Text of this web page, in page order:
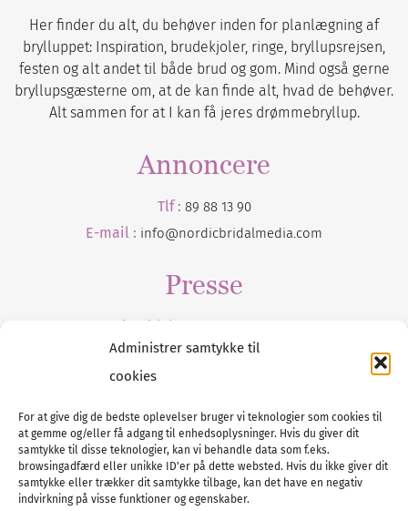
Administrer samtykke til
cookies
For at give dig de bedste oplevelser bruger vi teknologier som cookies til
at gemme og/eller få adgang til enhedsoplysninger. Hvis du giver dit
samtykke til disse teknologier, kan vi behandle data som f.eks.
browsingadfærd eller unikke ID'er på dette websted. Hvis du ikke giver dit
samtykke eller trækker dit samtykke tilbage, kan det have en negativ
indvirkning på visse funktioner og egenskaber.
Her finder du alt, du behøver inden for planlægning af
brylluppet: Inspiration, brudekjoler, ringe, bryllupsrejsen,
festen og alt andet til både brud og gom. Mind også gerne
bryllupsgæsterne om, at de kan finde alt, hvad de behøver.
Alt sammen for at I kan få jeres drømmebryllup.
Annoncere
Tlf : 89 88 13 90
E-mail : info@nordicbridalmedia.com
Presse
Tilmeld dig vores
Tel :89 88 13 90
E-post:info@nordicbridalmedia.com
Nordic Bridal Media